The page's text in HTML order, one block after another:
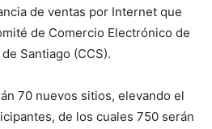
de ventas por Internet que
de Comercio Electrónico de
Santiago (CCS).
70 nuevos sitios, elevando el
de los cuales 750 serán